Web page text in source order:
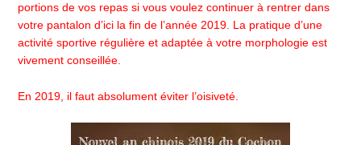
portions de vos repas si vous voulez continuer à rentrer dans
votre pantalon d’ici la fin de l’année 2019. La pratique d’une
activité sportive régulière et adaptée à votre morphologie est
vivement conseillée.
En 2019, il faut absolument éviter l’oisiveté.